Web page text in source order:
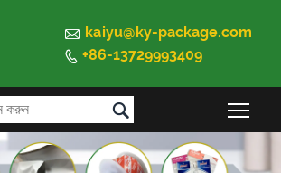
 kaiyu@ky-package.com
 +86-13729993409
